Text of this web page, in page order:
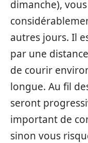
dimanche),
autres jours. Il
par une
de courir
longue. Au fil
seront
important de
sinon vous